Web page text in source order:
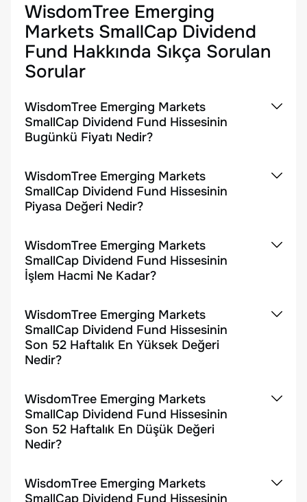
WisdomTree Emerging
Markets SmallCap Dividend
Fund Hakkında Sıkça Sorulan
Sorular
WisdomTree Emerging Markets
SmallCap Dividend Fund Hissesinin
Bugünkü Fiyatı Nedir?
WisdomTree Emerging Markets
SmallCap Dividend Fund Hissesinin
Piyasa Değeri Nedir?
WisdomTree Emerging Markets
SmallCap Dividend Fund Hissesinin
İşlem Hacmi Ne Kadar?
WisdomTree Emerging Markets
SmallCap Dividend Fund Hissesinin
Son 52 Haftalık En Yüksek Değeri
Nedir?
WisdomTree Emerging Markets
SmallCap Dividend Fund Hissesinin
Son 52 Haftalık En Düşük Değeri
Nedir?
WisdomTree Emerging Markets
SmallCap Dividend Fund Hissesinin